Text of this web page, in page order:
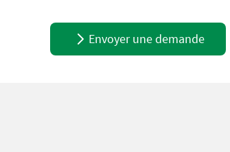
Envoyer une demande